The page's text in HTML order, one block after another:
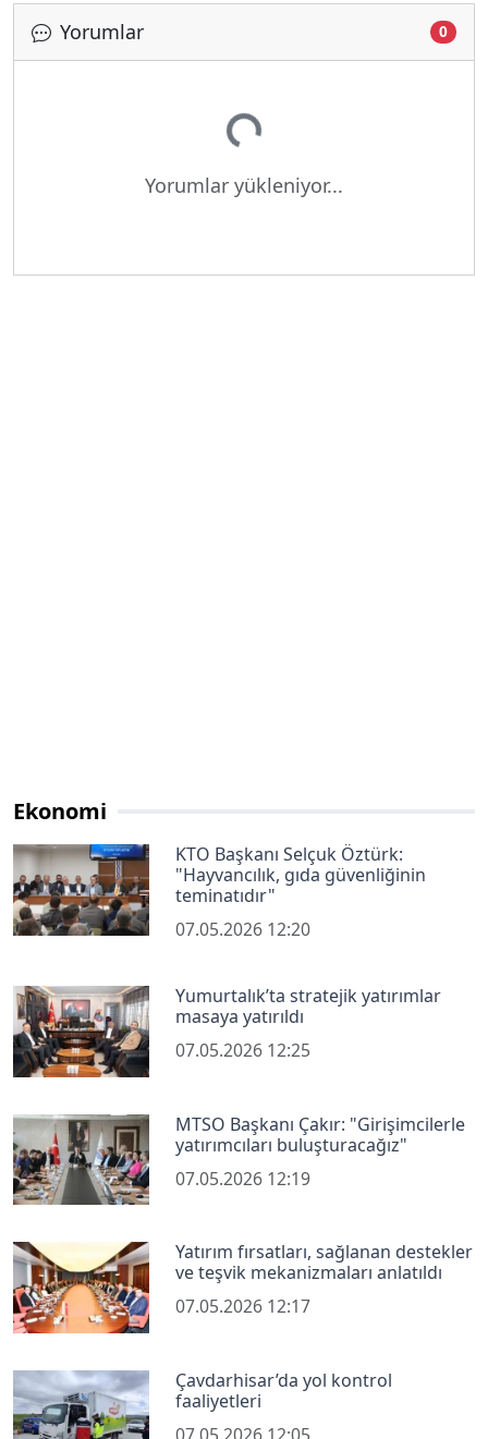
Yorumlar 0
Yükleniyor...
Yorumlar yükleniyor...
Ekonomi
KTO Başkanı Selçuk Öztürk:
"Hayvancılık, gıda güvenliğinin
teminatıdır"
07.05.2026 12:20
Yumurtalık’ta stratejik yatırımlar
masaya yatırıldı
07.05.2026 12:25
MTSO Başkanı Çakır: "Girişimcilerle
yatırımcıları buluşturacağız"
07.05.2026 12:19
Yatırım fırsatları, sağlanan destekler
ve teşvik mekanizmaları anlatıldı
07.05.2026 12:17
Çavdarhisar’da yol kontrol
faaliyetleri